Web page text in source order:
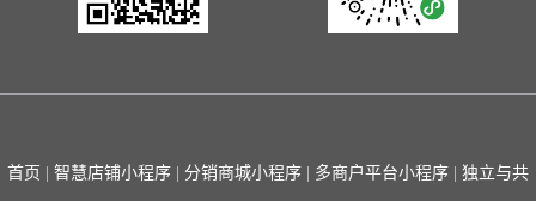
首页 智慧店铺小程序 分销商城小程序 多商户平台小程序 独立与共